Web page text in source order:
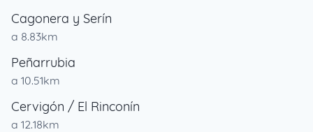
Cagonera y Serín
a 8.83km
Peñarrubia
a 10.51km
Cervigón / El Rinconín
a 12.18km